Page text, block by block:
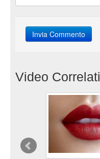
Video Correlati